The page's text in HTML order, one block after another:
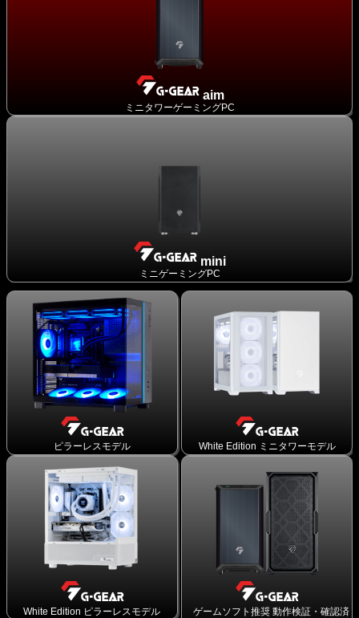
aim
ミニタワーゲーミングPC
mini
ミニゲーミングPC
ピラーレスモデル White Edition ミニタワーモデル
White Edition ピラーレスモデル
ゲームソフト推奨 動作検証・確認済